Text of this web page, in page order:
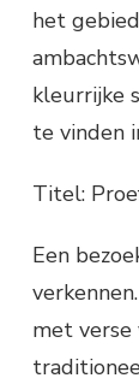
het
kleurrijke
te vinden
Titel:
Een
met verse